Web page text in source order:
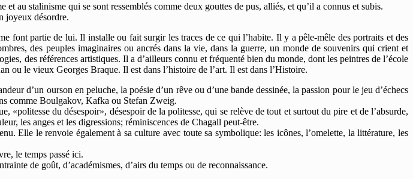
au stalinisme qui se sont ressemblés comme deux gouttes de pus, alliés, et qu’il a connus et subis.
joyeux désordre.
font partie de lui. Il installe ou fait surgir les traces de ce qui l’habite. Il y a pêle-mêle des portraits et des
des peuples imaginaires ou ancrés dans la vie, dans la guerre, un monde de souvenirs qui crient et
des références artistiques. Il a d’ailleurs connu et fréquenté bien du monde, dont les peintres de l’école
ou le vieux Georges Braque. Il est dans l’histoire de l’art. Il est dans l’Histoire.
d’un ourson en peluche, la poésie d’un rêve ou d’une bande dessinée, la passion pour le jeu d’échecs
comme Boulgakov, Kafka ou Stefan Zweig.
du désespoir», désespoir de la politesse, qui se relève de tout et surtout du pire et de l’absurde,
les anges et les digressions; réminiscences de Chagall peut-être.
Elle le renvoie également à sa culture avec toute sa symbolique: les icônes, l’omelette, la littérature, les
le temps passé ici.
de goût, d’académismes, d’airs du temps ou de reconnaissance.